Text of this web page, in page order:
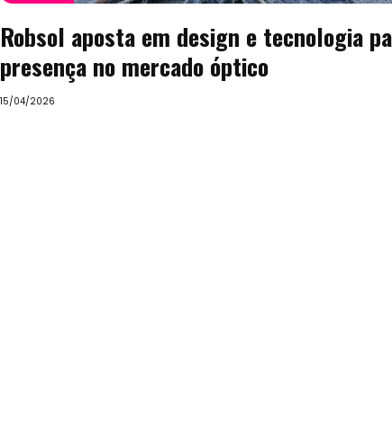
Robsol aposta em design e tecnologia
presença no mercado óptico
15/04/2026